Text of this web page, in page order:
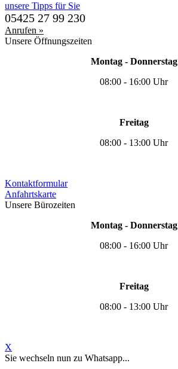
unsere Tipps für Sie
05425 27 99 230
Anrufen »
Unsere Öffnungszeiten
Montag - Donnerstag
08:00 - 16:00 Uhr
Freitag
08:00 - 13:00 Uhr
Kontaktformular
Anfahrtskarte
Unsere Bürozeiten
Montag - Donnerstag
08:00 - 16:00 Uhr
Freitag
08:00 - 13:00 Uhr
X
Sie wechseln nun zu Whatsapp...